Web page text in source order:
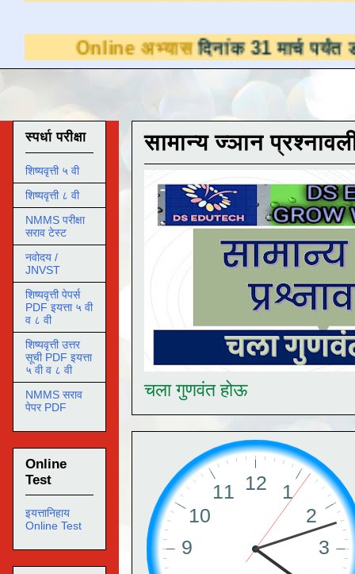
अभ्यासदिनांक 31 मार्च पर्यंत
सामान्य ज्ञान
चला गुणवंत होऊ
स्पर्धा परीक्षा
शिष्यवृत्ती ५ वी
शिष्यवृत्ती ८ वी
NMMS परीक्षा
सराव टेस्ट
नवोदय /
JNVST
शिष्यवृत्ती पेपर्स
PDF इयत्ता ५ वी
व ८ वी
शिष्यवृत्ती उत्तर
सूची PDF इयत्ता
५ वी व ८ वी
NMMS सराव
पेपर PDF
Online
Test
इयत्तानिहाय
Online Test